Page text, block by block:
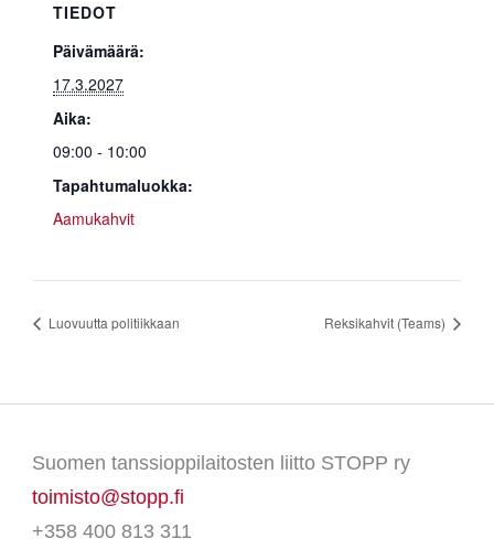
TIEDOT
Päivämäärä:
17.3.2027
Aika:
09:00 - 10:00
Tapahtumaluokka:
Aamukahvit
Luovuutta politiikkaan Reksikahvit (Teams)
Suomen tanssioppilaitosten liitto STOPP ry
toimisto@stopp.fi
+358 400 813 311